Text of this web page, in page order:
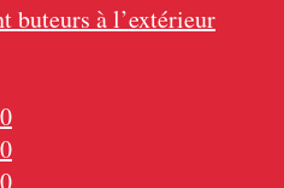
buteurs à l’extérieur